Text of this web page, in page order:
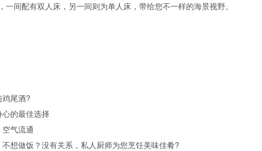
间配有双人床，另一间则为单人床，带给您不一样的海景视野。
尾酒?
的最佳选择
气流通
想做饭？没有关系，私人厨师为您烹饪美味佳肴?️